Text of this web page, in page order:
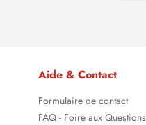
Aide & Contact
Formulaire de contact
FAQ - Foire aux Questions